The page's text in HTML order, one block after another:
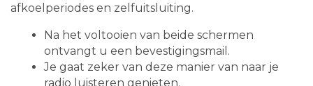
afkoelperiodes en zelfuitsluiting.
Na het voltooien van beide schermen
ontvangt u een bevestigingsmail.
Je gaat zeker van deze manier van naar je
radio luisteren genieten.